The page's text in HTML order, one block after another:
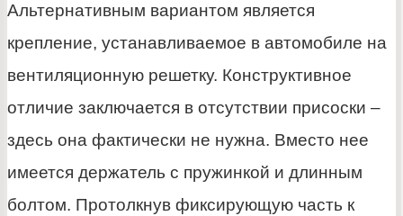
Альтернативным вариантом является
крепление, устанавливаемое в автомобиле на
вентиляционную решетку. Конструктивное
отличие заключается в отсутствии присоски –
здесь она фактически не нужна. Вместо нее
имеется держатель с пружинкой и длинным
болтом. Протолкнув фиксирующую часть к